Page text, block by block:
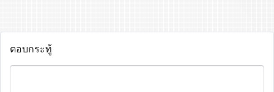
ตอบกระทู้